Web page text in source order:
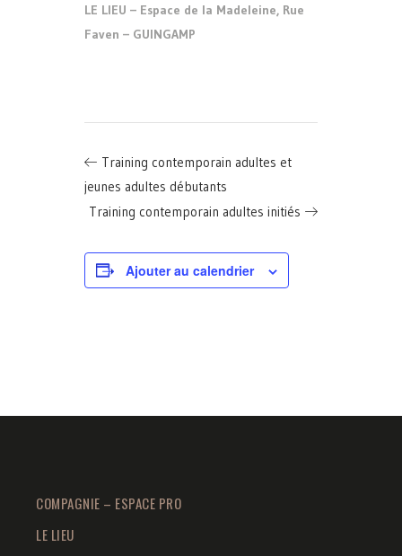
LE LIEU – Espace de la Madeleine, Rue
Faven – GUINGAMP
Training contemporain adultes et
jeunes adultes débutants
Training contemporain adultes initiés
Ajouter au calendrier
COMPAGNIE – ESPACE PRO
LE LIEU